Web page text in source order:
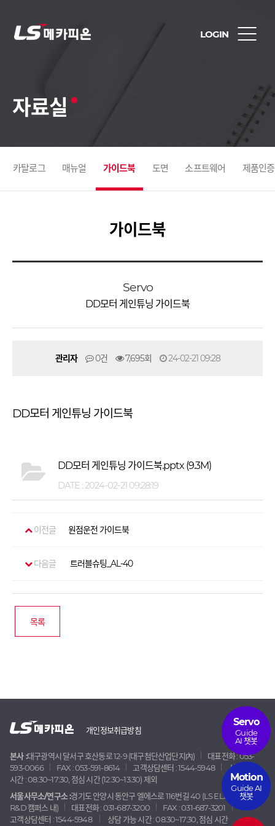
LOGIN
자료실
카탈로그 매뉴얼 가이드북 도면 소프트웨어 제품인
가이드북
Servo
DD모터 게인튜닝 가이드북
관리자 0건 7,695회 24-02-21 09:28
DD모터 게인튜닝 가이드북
DD모터 게인튜닝 가이드북.pptx (9.3M)
DATE : 2024-02-21 09:28:19
이전글 원점운전 가이드북
다음글 트러블슈팅_AL-40
목록
개인정보취급방침
본사 :대구광역시 달서구 호산동로 12-9 (대구첨단산업단지內)
대표전화 : 053-
593-0066
FAX : 053-591-8614 고객상담센터 : 1544-5948
상담 가능
시간 : 08:30~17:30, 점심 시간 (12:30~13:30) 제외
서울사무소/연구소 :경기도 안양시 동안구 엘에스로 116번길 40 (LS ELECTRIC
R&D 캠퍼스 내)
대표전화 : 031-687-3200
FAX : 031-687-3201
고객상담센터 : 1544-5948
상담 가능 시간 : 08:30~17:30, 점심 시간
Servo
Guide
AI 챗봇
Motion
Guide AI
챗봇